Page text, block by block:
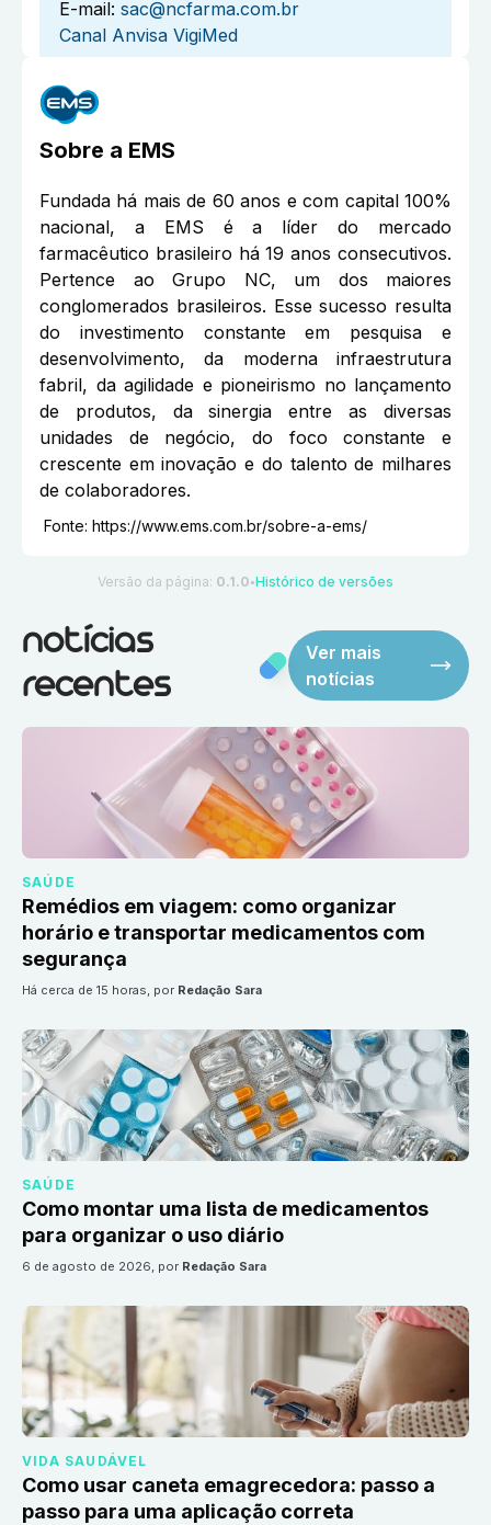
E-mail: sac@ncfarma.com.br
Canal Anvisa VigiMed
Sobre a EMS
Fundada há mais de 60 anos e com capital 100%
nacional, a EMS é a líder do mercado
farmacêutico brasileiro há 19 anos consecutivos.
Pertence ao Grupo NC, um dos maiores
conglomerados brasileiros. Esse sucesso resulta
do investimento constante em pesquisa e
desenvolvimento, da moderna infraestrutura
fabril, da agilidade e pioneirismo no lançamento
de produtos, da sinergia entre as diversas
unidades de negócio, do foco constante e
crescente em inovação e do talento de milhares
de colaboradores.
Fonte: https://www.ems.com.br/sobre-a-ems/
Versão da página: 0.1.0 ●Histórico de versões
notícias
recentes
Ver mais
notícias
SAÚDE
Remédios em viagem: como organizar
horário e transportar medicamentos com
segurança
há cerca de 15 horas, por Redação Sara
SAÚDE
Como montar uma lista de medicamentos
para organizar o uso diário
6 de agosto de 2026, por Redação Sara
VIDA SAUDÁVEL
Como usar caneta emagrecedora: passo a
passo para uma aplicação correta